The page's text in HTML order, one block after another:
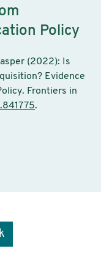
Policy
(2022): Is
Evidence
Frontiers in
.